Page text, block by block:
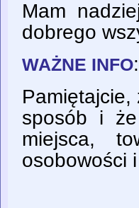
Mam
dobrego
WAŻNE INFO:
Pamiętajcie,
sposób i
miejsca,
osobowości